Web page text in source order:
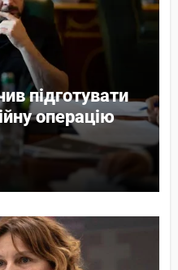
підготувати
операцію